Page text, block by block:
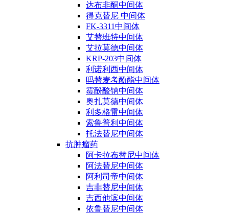
达布非酮中间体
得克替尼 中间体
FK-3311中间体
艾替班特中间体
艾拉莫德中间体
KRP-203中间体
利诺利西中间体
吗替麦考酚酯中间体
霉酚酸钠中间体
奥扎莫德中间体
利多格雷中间体
索鲁普利中间体
托法替尼中间体
抗肿瘤药
阿卡拉布替尼中间体
阿法替尼中间体
阿利司帝中间体
吉非替尼中间体
吉西他滨中间体
依鲁替尼中间体